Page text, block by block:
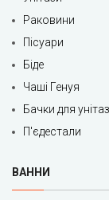
Раковини
Пісуари
Біде
Чаші Генуя
Бачки для
П'єдестали
ВАННИ